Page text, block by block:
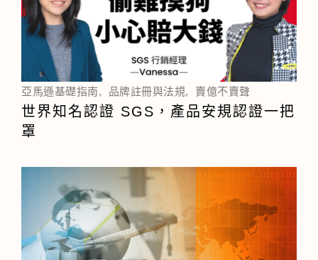
亞馬遜基礎指南, 品牌註冊與法規, 賣億不賣聲
世界知名認證 SGS，產品安規認證一把
罩